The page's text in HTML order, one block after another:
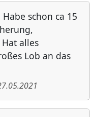
schon ca 15
alles
Lob an das